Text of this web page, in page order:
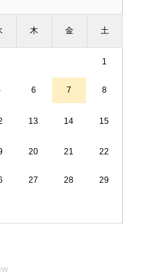
木 金 土
1
6 7 8
13 14 15
20 21 22
27 28 29